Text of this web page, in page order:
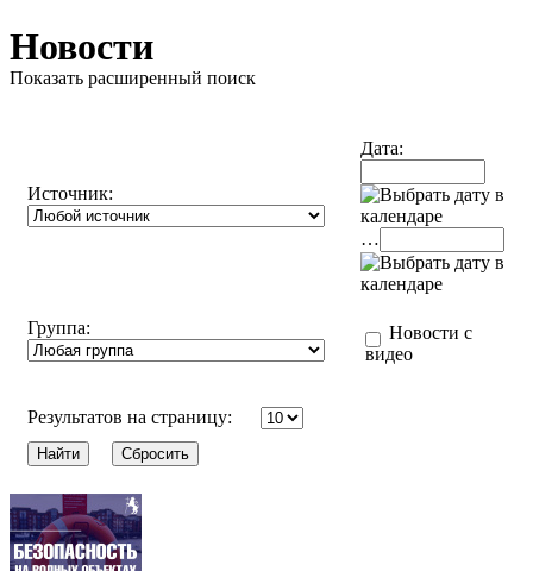
Новости
Показать расширенный поиск
Источник:
Дата:
…
Группа:
Новости с
видео
Результатов на страницу: